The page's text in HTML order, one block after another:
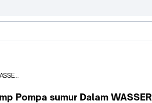
Pompa sumur Dalam WASSER